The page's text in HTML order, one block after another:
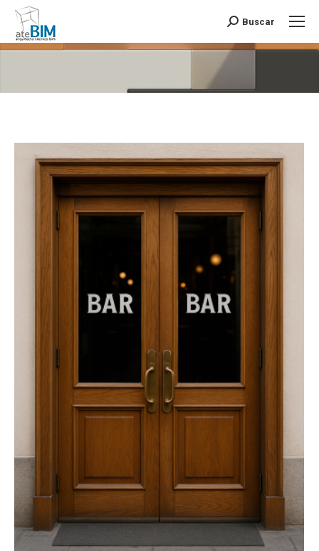
Buscar:
Buscar